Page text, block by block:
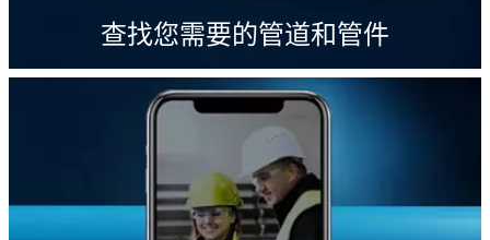
查找您需要的管道和管件